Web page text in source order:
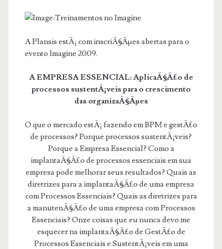
A Plansis estÃ¡ com inscriÃ§Ãµes abertas para o
evento Imagine 2009.
A EMPRESA ESSENCIAL: AplicaÃ§Ã£o de
processos sustentÃ¡veis para o crescimento
das organizaÃ§Ãµes
O que o mercado estÃ¡ fazendo em BPM e gestÃ£o
de processos? Porque processos sustentÃ¡veis?
Porque a Empresa Essencial? Como a
implantaÃ§Ã£o de processos essenciais em sua
empresa pode melhorar seus resultados? Quais as
diretrizes para a implantaÃ§Ã£o de uma empresa
com Processos Essenciais? Quais as diretrizes para
a manutenÃ§Ã£o de uma empresa com Processos
Essenciais? Onze coisas que eu nunca devo me
esquecer na implantaÃ§Ã£o de GestÃ£o de
Processos Essenciais e SustentÃ¡veis em uma